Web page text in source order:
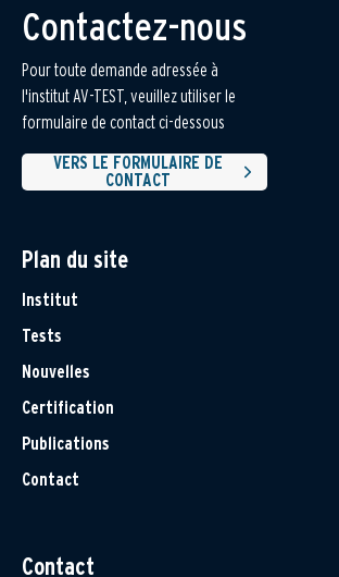
Contactez-nous
Pour toute demande adressée à
l'institut AV-TEST, veuillez utiliser le
formulaire de contact ci-dessous
VERS LE FORMULAIRE DE
CONTACT
Plan du site
Institut
Tests
Nouvelles
Certification
Publications
Contact
Contact